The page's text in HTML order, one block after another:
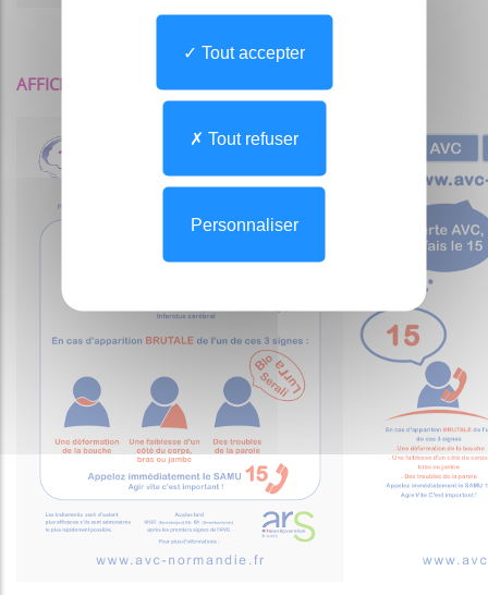
AFFICHE Appel au 15 + Informez-vous - Format A3
Tout accepter
Tout refuser
Personnaliser